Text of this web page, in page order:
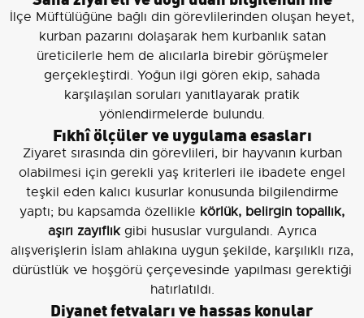
İlçe Müftülüğüne bağlı din görevlilerinden oluşan heyet,
kurban pazarını dolaşarak hem kurbanlık satan
üreticilerle hem de alıcılarla birebir görüşmeler
gerçekleştirdi. Yoğun ilgi gören ekip, sahada
karşılaşılan soruları yanıtlayarak pratik
yönlendirmelerde bulundu.
Fıkhî ölçüler ve uygulama esasları
Ziyaret sırasında din görevlileri, bir hayvanın kurban
olabilmesi için gerekli yaş kriterleri ile ibadete engel
teşkil eden kalıcı kusurlar konusunda bilgilendirme
yaptı; bu kapsamda özellikle körlük, belirgin topallık,
aşırı zayıflıkgibi hususlar vurgulandı. Ayrıca
alışverişlerin İslam ahlakına uygun şekilde, karşılıklı rıza,
dürüstlük ve hoşgörü çerçevesinde yapılması gerektiği
hatırlatıldı.
Diyanet fetvaları ve hassas konular